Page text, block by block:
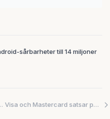
sårbarheter till 14 miljoner
Legoras - på två veckor
Visa och Mastercard satsar på krypto – digitalvalutor får platsbiljett till vardagen